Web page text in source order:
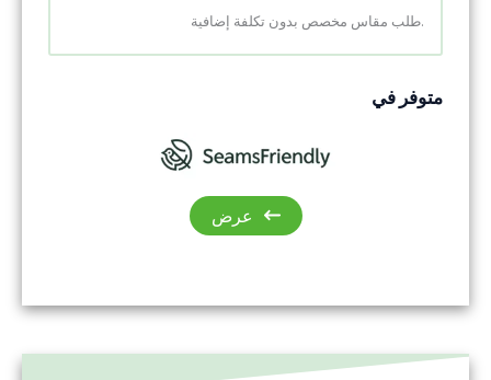
طلب مقاس مخصص بدون تكلفة إضافية.
متوفر في
عرض